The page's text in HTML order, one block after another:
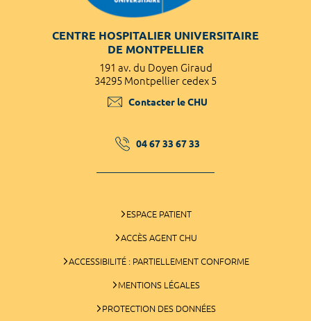
CENTRE HOSPITALIER UNIVERSITAIRE
DE MONTPELLIER
191 av. du Doyen Giraud
34295 Montpellier cedex 5
Contacter le CHU
04 67 33 67 33
ESPACE PATIENT
ACCÈS AGENT CHU
ACCESSIBILITÉ : PARTIELLEMENT CONFORME
MENTIONS LÉGALES
PROTECTION DES DONNÉES